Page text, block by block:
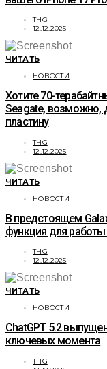
THG
12.12.2025
ЧИТАТЬ
НОВОСТИ
Хотите 70-
Seagate, возможно,
пластину
THG
12.12.2025
ЧИТАТЬ
НОВОСТИ
В предстоящем
функция для
THG
12.12.2025
ЧИТАТЬ
НОВОСТИ
ChatGPT 5.2
ключевых момента
THG